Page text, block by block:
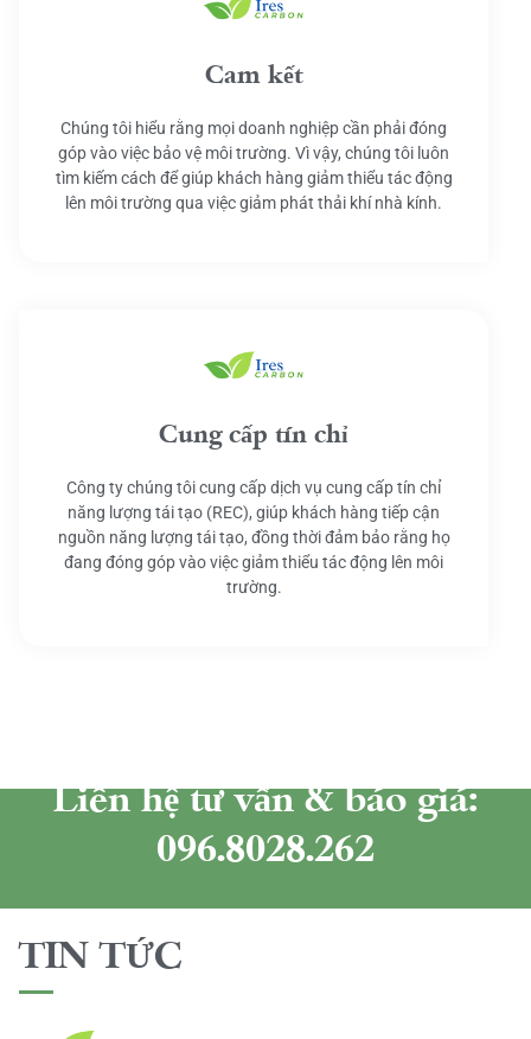
Cam kết
Chúng tôi hiểu rằng mọi doanh nghiệp cần phải đóng
góp vào việc bảo vệ môi trường. Vì vậy, chúng tôi luôn
tìm kiếm cách để giúp khách hàng giảm thiểu tác động
lên môi trường qua việc giảm phát thải khí nhà kính.
Cung cấp tín chỉ
Công ty chúng tôi cung cấp dịch vụ cung cấp tín chỉ
năng lượng tái tạo (REC), giúp khách hàng tiếp cận
nguồn năng lượng tái tạo, đồng thời đảm bảo rằng họ
đang đóng góp vào việc giảm thiểu tác động lên môi
trường.
Liên hệ tư vấn & báo giá:
096.8028.262
TIN TỨC